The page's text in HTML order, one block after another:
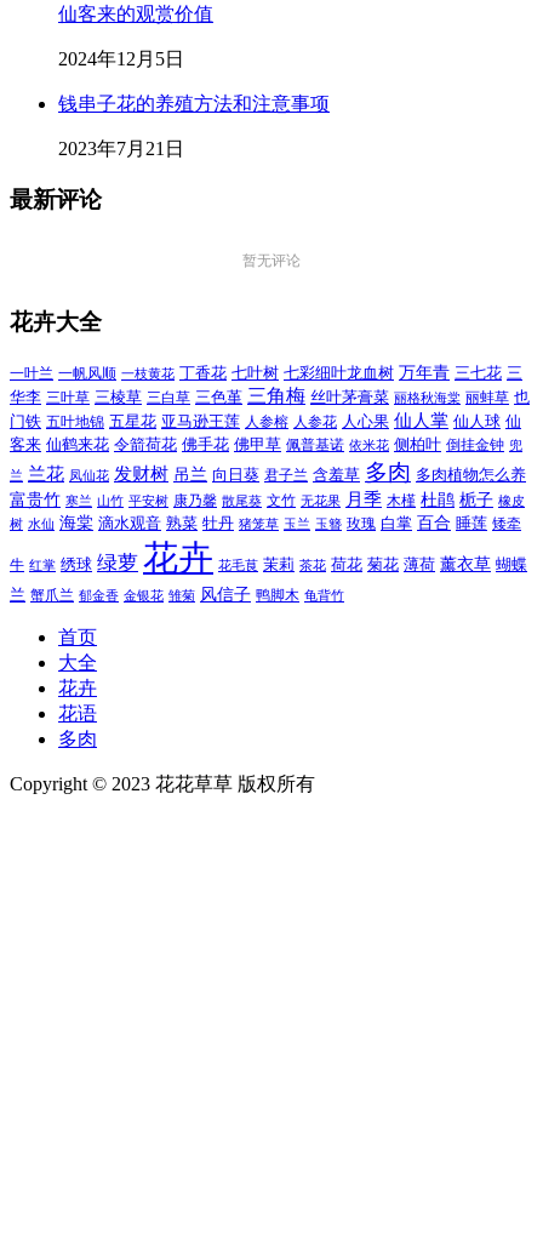
仙客来的观赏价值
2024年12月5日
钱串子花的养殖方法和注意事项
2023年7月21日
最新评论
暂无评论
花卉大全
一叶兰 一帆风顺 一枝黄花 丁香花 七叶树 七彩细叶龙血树 万年青 三七花 三
华李 三叶草 三棱草 三白草 三色堇 三角梅 丝叶茅膏菜 丽格秋海棠 丽蚌草 也
门铁 五叶地锦 五星花 亚马逊王莲 人参榕 人参花 人心果 仙人掌 仙人球 仙
客来 仙鹤来花 令箭荷花 佛手花 佛甲草 佩普基诺 依米花 侧柏叶 倒挂金钟 兜
兰 兰花 凤仙花 发财树 吊兰 向日葵 君子兰 含羞草 多肉 多肉植物怎么养
富贵竹 寒兰 山竹 平安树 康乃馨 散尾葵 文竹 无花果 月季 木槿 杜鹃 栀子 橡皮
树 水仙 海棠 滴水观音 熟菜 牡丹 猪笼草 玉兰 玉簪 玫瑰 白掌 百合 睡莲 矮牵
牛 红掌 绣球 绿萝 花卉 花毛茛 茉莉 茶花 荷花 菊花 薄荷 薰衣草 蝴蝶
兰 蟹爪兰 郁金香 金银花 雏菊 风信子 鸭脚木 龟背竹
首页
大全
花卉
花语
多肉
Copyright © 2023 花花草草 版权所有